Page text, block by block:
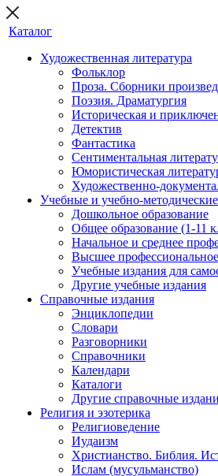
Каталог
Художественная литература
Фольклор
Проза. Сборники
Поэзия. Драматургия
Историческая и
Детектив
Фантастика
Сентиментальная
Юмористическая
Художественно-
Учебные и учебно-
Дошкольное образование
Общее образование (1-11
Начальное и среднее
Высшее
Учебные издания для
Другие учебные издания
Справочные издания
Энциклопедии
Словари
Разговорники
Справочники
Календари
Каталоги
Другие справочные
Религия и эзотерика
Религиоведение
Иудаизм
Христианство. Библия.
Ислам (мусульманство)